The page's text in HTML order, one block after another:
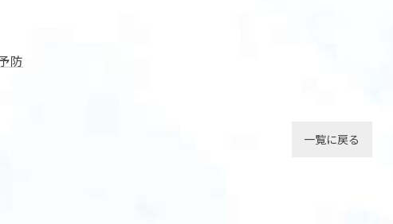
防
一覧に戻る